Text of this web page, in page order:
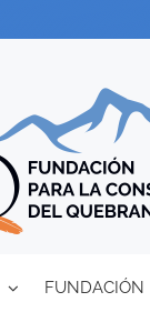
FUNDACIÓN